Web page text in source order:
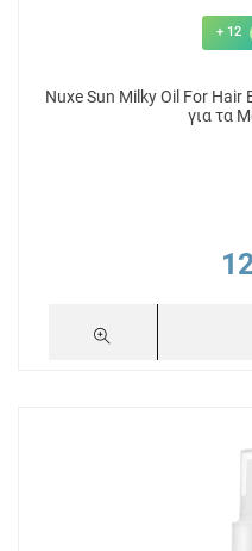
+ 12
Nuxe Sun Milky Oil For Hair
για τα